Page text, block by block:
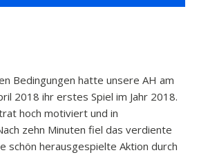
Bedingungen hatte unsere AH am
2018 ihr erstes Spiel im Jahr 2018.
hoch motiviert und in
zehn Minuten fiel das verdiente
schön herausgespielte Aktion durch